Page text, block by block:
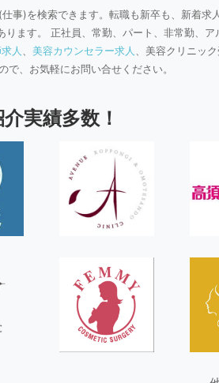
事)を検索できます。転職も新卒も、新着求
ます。 正社員、常勤、パート、非常勤、
人 美容カウンセラー求人
、美容クリニッ
で、お気軽にお問い合せください。
実績多数！